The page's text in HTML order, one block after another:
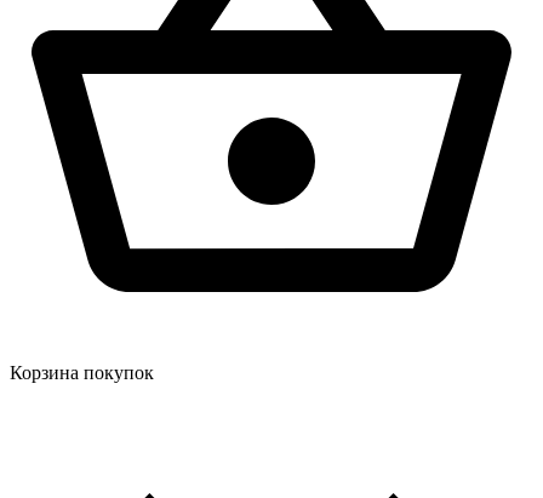
Корзина покупок